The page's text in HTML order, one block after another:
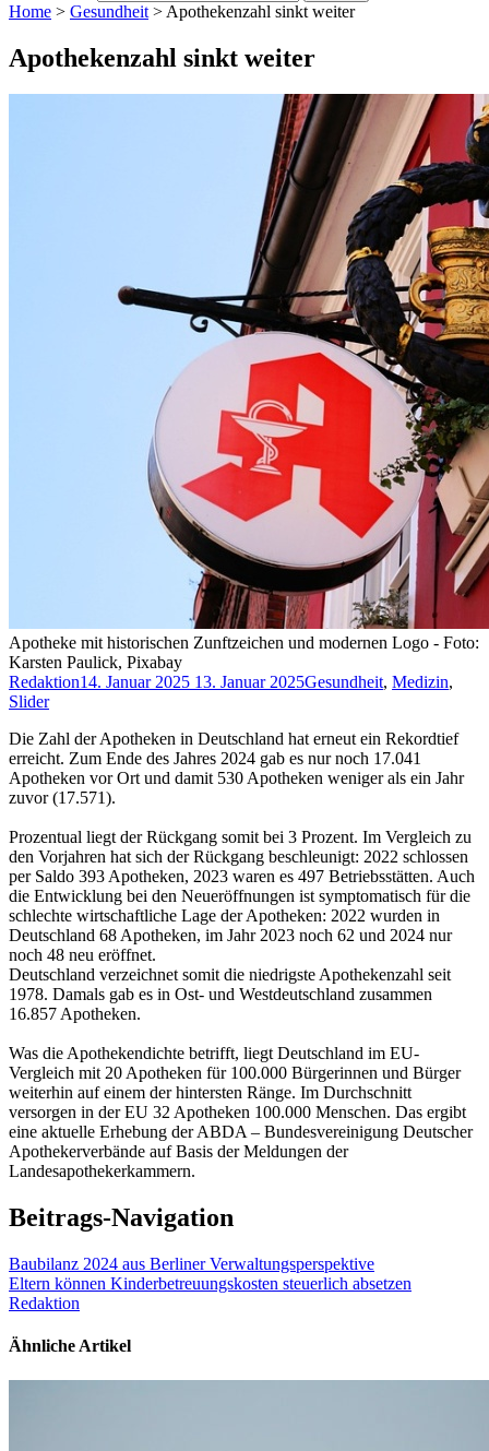
Home > Gesundheit > Apothekenzahl sinkt weiter
Apothekenzahl sinkt weiter
Apotheke mit historischen Zunftzeichen und modernen Logo - Foto:
Karsten Paulick, Pixabay
Redaktion14. Januar 2025 13. Januar 2025Gesundheit, Medizin,
Slider
Die Zahl der Apotheken in Deutschland hat erneut ein Rekordtief
erreicht. Zum Ende des Jahres 2024 gab es nur noch 17.041
Apotheken vor Ort und damit 530 Apotheken weniger als ein Jahr
zuvor (17.571).
Prozentual liegt der Rückgang somit bei 3 Prozent. Im Vergleich zu
den Vorjahren hat sich der Rückgang beschleunigt: 2022 schlossen
per Saldo 393 Apotheken, 2023 waren es 497 Betriebsstätten. Auch
die Entwicklung bei den Neueröffnungen ist symptomatisch für die
schlechte wirtschaftliche Lage der Apotheken: 2022 wurden in
Deutschland 68 Apotheken, im Jahr 2023 noch 62 und 2024 nur
noch 48 neu eröffnet.
Deutschland verzeichnet somit die niedrigste Apothekenzahl seit
1978. Damals gab es in Ost- und Westdeutschland zusammen
16.857 Apotheken.
Was die Apothekendichte betrifft, liegt Deutschland im EU-
Vergleich mit 20 Apotheken für 100.000 Bürgerinnen und Bürger
weiterhin auf einem der hintersten Ränge. Im Durchschnitt
versorgen in der EU 32 Apotheken 100.000 Menschen. Das ergibt
eine aktuelle Erhebung der ABDA – Bundesvereinigung Deutscher
Apothekerverbände auf Basis der Meldungen der
Landesapothekerkammern.
Beitrags-Navigation
Baubilanz 2024 aus Berliner Verwaltungsperspektive
Eltern können Kinderbetreuungskosten steuerlich absetzen
Redaktion
Ähnliche Artikel